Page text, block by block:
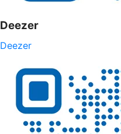
Deezer
Deezer